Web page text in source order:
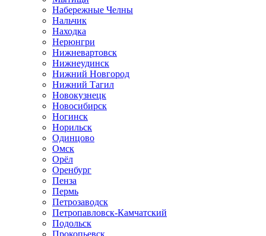
Набережные Челны
Нальчик
Находка
Нерюнгри
Нижневартовск
Нижнеудинск
Нижний Новгород
Нижний Тагил
Новокузнецк
Новосибирск
Ногинск
Норильск
Одинцово
Омск
Орёл
Оренбург
Пенза
Пермь
Петрозаводск
Петропавловск-Камчатский
Подольск
Прокопьевск